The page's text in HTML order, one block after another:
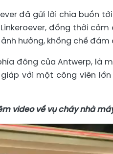
đã gửi lời chia buồn
đồng thời
hưởng, khống chế đám
đông của Antwerp, là
với một công viên
video về vụ cháy nhà